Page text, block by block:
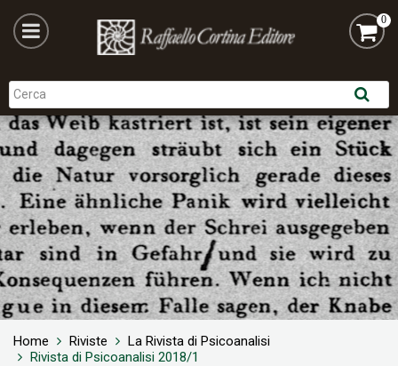
0
Home Riviste
La Rivista di Psicoanalisi
Rivista di Psicoanalisi 2018/1